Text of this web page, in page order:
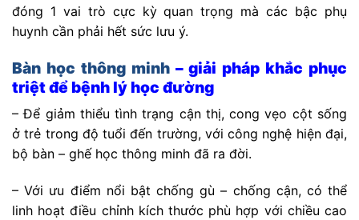
đóng 1 vai trò cực kỳ quan trọng mà các bậc phụ
huynh cần phải hết sức lưu ý.
Bàn học thông minh– giải pháp khắc phục
triệt để bệnh lý học đường
– Để giảm thiểu tình trạng cận thị, cong vẹo cột sống
ở trẻ trong độ tuổi đến trường, với công nghệ hiện đại,
bộ bàn – ghế học thông minh đã ra đời.
– Với ưu điểm nổi bật chống gù – chống cận, có thể
linh hoạt điều chỉnh kích thước phù hợp với chiều cao